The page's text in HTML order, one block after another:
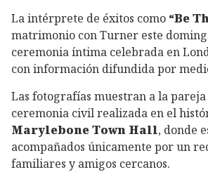
La intérprete de éxitos como “Be
matrimonio con Turner este
ceremonia íntima celebrada en
con información difundida por
Las fotografías muestran a la
ceremonia civil realizada en el
Marylebone Town Hall, donde
acompañados únicamente por un
familiares y amigos cercanos.